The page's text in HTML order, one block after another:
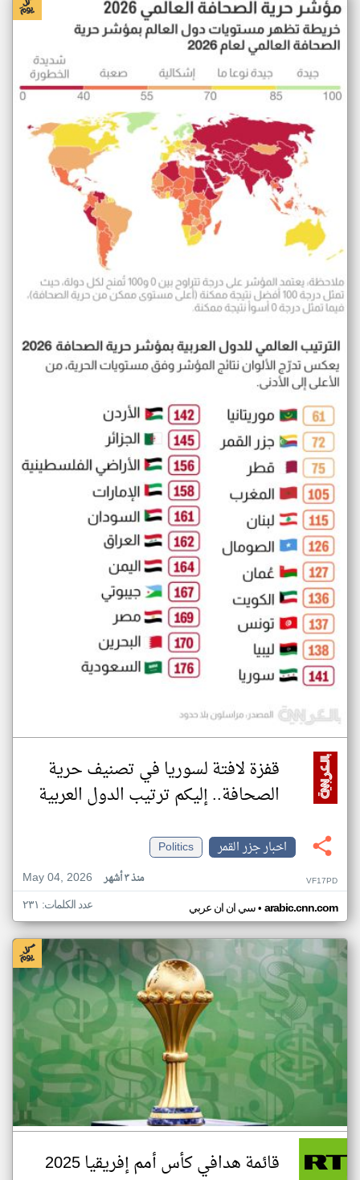
قفزة لافتة لسوريا في تصنيف حرية
الصحافة.. إليكم ترتيب الدول العربية
اخبار جزر القمر
Politics
May 04, 2026
منذ ٣ أشهر VF17PD
سي ان ان عربي• arabic.cnn.com عدد الكلمات: ٢٣١
قائمة هدافي كأس أمم إفريقيا 2025